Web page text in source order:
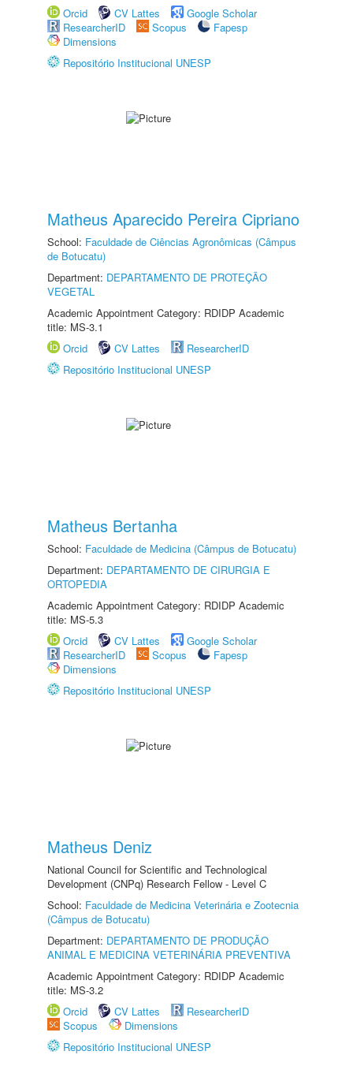
Orcid
CV Lattes
Google Scholar
ResearcherID
Scopus
Fapesp
Dimensions
Repositório Institucional UNESP
Matheus Aparecido Pereira Cipriano
School: Faculdade de Ciências Agronômicas (Câmpus
de Botucatu)
Department: DEPARTAMENTO DE PROTEÇÃO
VEGETAL
Academic Appointment Category: RDIDP Academic
title: MS-3.1
Orcid
CV Lattes
ResearcherID
Repositório Institucional UNESP
Matheus Bertanha
School: Faculdade de Medicina (Câmpus de Botucatu)
Department: DEPARTAMENTO DE CIRURGIA E
ORTOPEDIA
Academic Appointment Category: RDIDP Academic
title: MS-5.3
Orcid
CV Lattes
Google Scholar
ResearcherID
Scopus
Fapesp
Dimensions
Repositório Institucional UNESP
Matheus Deniz
National Council for Scientific and Technological
Development (CNPq) Research Fellow - Level C
School: Faculdade de Medicina Veterinária e Zootecnia
(Câmpus de Botucatu)
Department: DEPARTAMENTO DE PRODUÇÃO
ANIMAL E MEDICINA VETERINÁRIA PREVENTIVA
Academic Appointment Category: RDIDP Academic
title: MS-3.2
Orcid
CV Lattes
ResearcherID
Scopus
Dimensions
Repositório Institucional UNESP